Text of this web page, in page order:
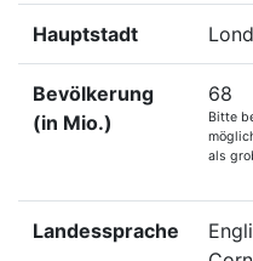
Hauptstadt
Bevölkerung
(in Mio.)
68
Bitte
als
Landessprache